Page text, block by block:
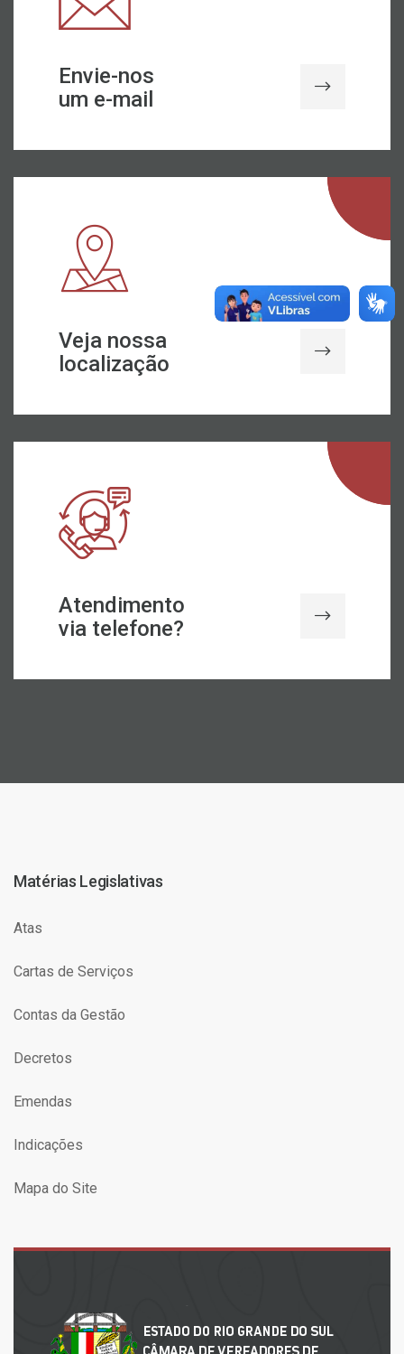
Envie-nos
um e-mail
Veja nossa
localização
Atendimento
via telefone?
Matérias Legislativas
Atas
Cartas de Serviços
Contas da Gestão
Decretos
Emendas
Indicações
Mapa do Site